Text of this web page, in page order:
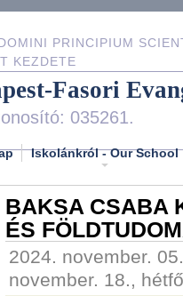
PRINCIPIUM
KEZDETE
Fasori
035261.
Iskolánkról - Our School
BAKSA CSABA
ÉS
2024. november.
november. 18.,